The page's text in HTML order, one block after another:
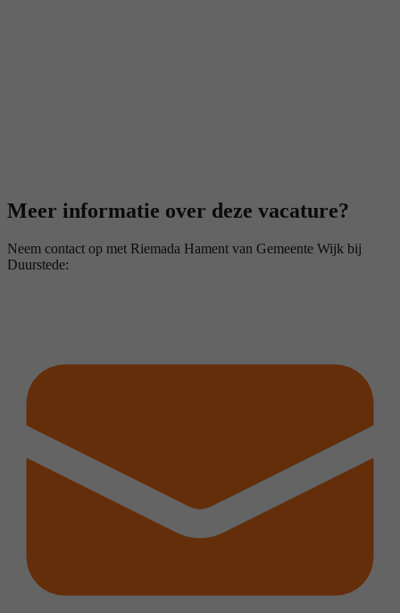
Meer informatie over deze vacature?
Neem contact op met Riemada Hament van Gemeente Wijk bij
Duurstede: